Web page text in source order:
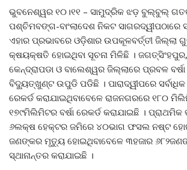
ଭୁବନେଶ୍ୱର ୧୦।୧୧ – ସାମୁଦ୍ରିକ ଝଡ଼ ବୁଲ୍‍ବୁଲ୍‍
ପଶ୍ଚିମବଙ୍ଗ-ବାଂଲାଦେଶ ନିକଟ ସାଗରଦ୍ୱୀପଠାରେ
ଏହାର ପ୍ରଭାବରେ ଓଡ଼ିଶାର ଉପକୂଳବର୍ତ୍ତୀ ଜିଲ୍ଲା
କ୍ଷୟକ୍ଷତି ହୋଇଥିବା ସୂଚନା ମିଳିଛି ।
କେନ୍ଦ୍ରାପଡା ଓ ବାଲେଶ୍ୱର ଜିଲ୍ଲାରେ ପ୍ରବଳ
ବିଦ୍ୟୁତ୍‍ଖୁଣ୍ଟ ଉପୁଡି ପଡିଛି । ପାରାଦ୍ୱୀପରେ
ରେକର୍ଡ କରାଯାଇଥିବାବେଳେ ରାଜନଗରରେ ୧୮୦
୧୭୯ମିଲିମିଟର ବର୍ଷା ରେକର୍ଡ କରାଯାଇଛି ।
୬ଲକ୍ଷ ହେକ୍ଟର ଜମିରେ ୪୦ଭାଗ ଫସଲ ନଷ୍ଟ
ଜଣଙ୍କର ମୃତ୍ୟୁ ହୋଇଥିବାବେଳେ ୩ହଜାର
ସ୍ଥାନାନ୍ତର କରାଯାଇଛି ।